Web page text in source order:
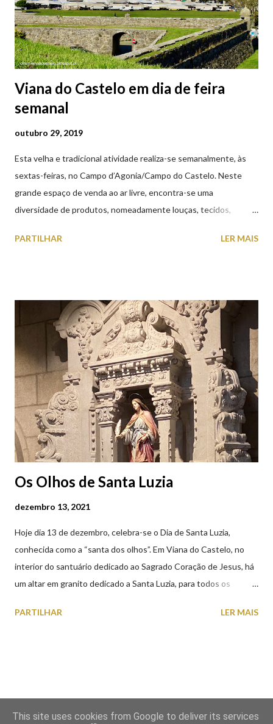
Viana do Castelo em dia de feira
semanal
outubro 29, 2019
Esta velha e tradicional atividade realiza-se semanalmente, às
sextas-feiras, no Campo d’Agonia/Campo do Castelo. Neste
grande espaço de venda ao ar livre, encontra-se uma
diversidade de produtos, nomeadamente louças, tecidos,
cobres entre muitos outros. Horário de funcionamento | Verão
(2019.10.25) Feira Semanal em Viana do Castelo (2019.10.25)
Feira Semanal em Viana do Castelo (2019.10.25) Feira Semanal
em Viana do Castelo (2019.10.25) Feira Semanal em Viana do
Castelo (2019.10.25) Feira Semanal em Viana do Castelo
(2019.10.25)
PARTILHAR LER MAIS
Os Olhos de Santa Luzia
dezembro 13, 2021
Hoje dia 13 de dezembro, celebra-se o Dia de Santa Luzia,
conhecida como a “santa dos olhos”. Em Viana do Castelo, no
interior do santuário dedicado ao Sagrado Coração de Jesus, há
um altar em granito dedicado a Santa Luzia, para todos os
uma capela dedicada a Santa Luzia construída no cimo do monte
Siracusa) conta que esta jovem italiana venerada pelos católicos,
PARTILHAR LER MAIS
This site uses cookies from Google to deliver its services